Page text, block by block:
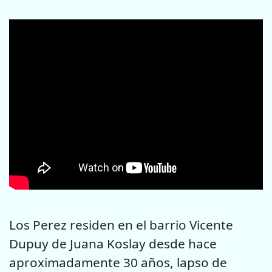
Los Perez residen en el barrio Vicente
Dupuy de Juana Koslay desde hace
aproximadamente 30 años, lapso de